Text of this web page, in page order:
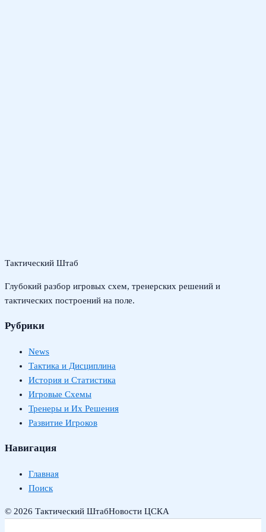
Тактический Штаб
Глубокий разбор игровых схем, тренерских решений и
тактических построений на поле.
Рубрики
News
Тактика и Дисциплина
История и Статистика
Игровые Схемы
Тренеры и Их Решения
Развитие Игроков
Навигация
Главная
Поиск
© 2026 Тактический ШтабНовости ЦСКА